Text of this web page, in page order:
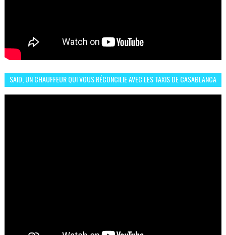
SAID, UN CHAUFFEUR QUI VOUS RÉCONCILIE AVEC LES TAXIS DE CASABLANCA